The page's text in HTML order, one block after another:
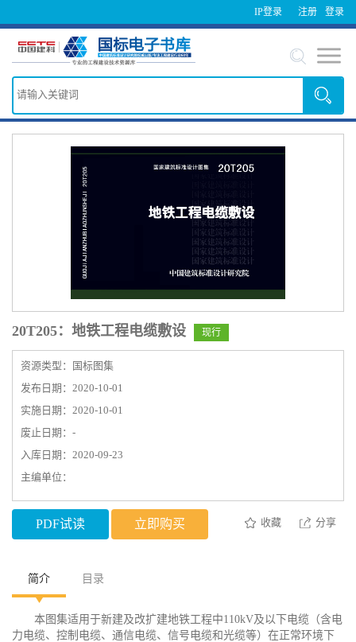
IP登录 登录
注册
20T205：地铁工程电缆敷设 现行
资源类型：国标图集
发布日期：2020-10-01
实施日期：2020-10-01
废止日期：-
入库日期：2020-09-23
主编单位：
PDF试读 立即购买 收藏 分享
简介 目录
本图集适用于新建及改扩建地铁工程中110kV及以下电缆（含电
力电缆、控制电缆、通信电缆、信号电缆和光缆等）在正常环境下